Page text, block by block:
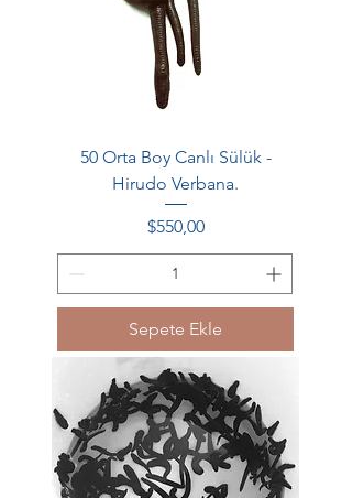
50 Orta Boy Canlı Sülük -
Hirudo Verbana.
Fiyat
$550,00
Sepete Ekle